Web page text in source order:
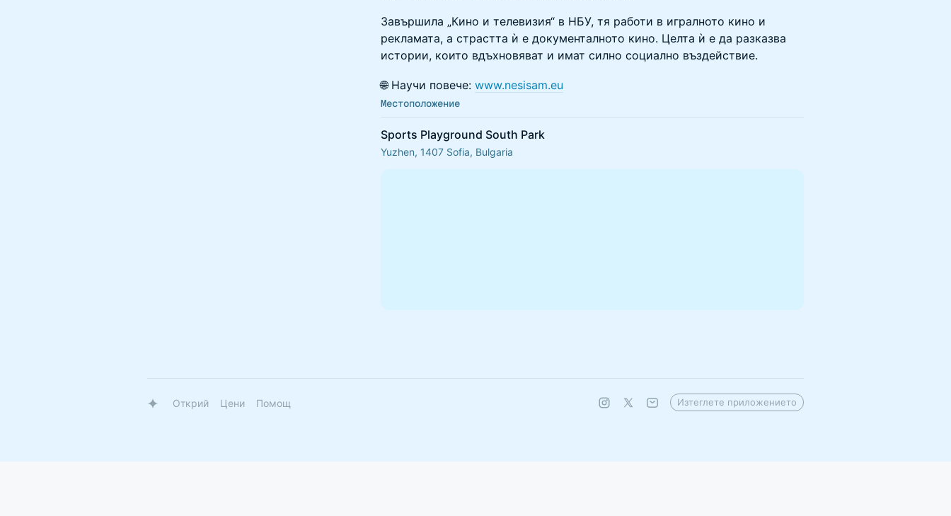
Завършила „Кино и телевизия“ в НБУ, тя работи в игралното кино и
рекламата, а страстта ѝ е документалното кино. Целта ѝ е да разказва
истории, които вдъхновяват и имат силно социално въздействие.
🌐 Научи повече: www.nesisam.eu
Местоположение
Sports Playground South Park
Yuzhen, 1407 Sofia, Bulgaria
Открий Цени Помощ Изтеглете приложението